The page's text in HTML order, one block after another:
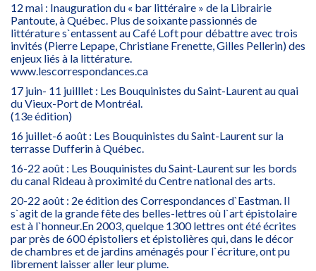
12 mai : Inauguration du « bar littéraire » de la Librairie
Pantoute, à Québec. Plus de soixante passionnés de
littérature s`entassent au Café Loft pour débattre avec trois
invités (Pierre Lepape, Christiane Frenette, Gilles Pellerin) des
enjeux liés à la littérature.
www.lescorrespondances.ca
17 juin- 11 juilllet : Les Bouquinistes du Saint-Laurent au quai
du Vieux-Port de Montréal.
(13e édition)
16 juillet-6 août : Les Bouquinistes du Saint-Laurent sur la
terrasse Dufferin à Québec.
16-22 août : Les Bouquinistes du Saint-Laurent sur les bords
du canal Rideau à proximité du Centre national des arts.
20-22 août : 2e édition des Correspondances d`Eastman. Il
s`agit de la grande fête des belles-lettres où l`art épistolaire
est à l`honneur.En 2003, quelque 1300 lettres ont été écrites
par près de 600 épistoliers et épistolières qui, dans le décor
de chambres et de jardins aménagés pour l`écriture, ont pu
librement laisser aller leur plume.